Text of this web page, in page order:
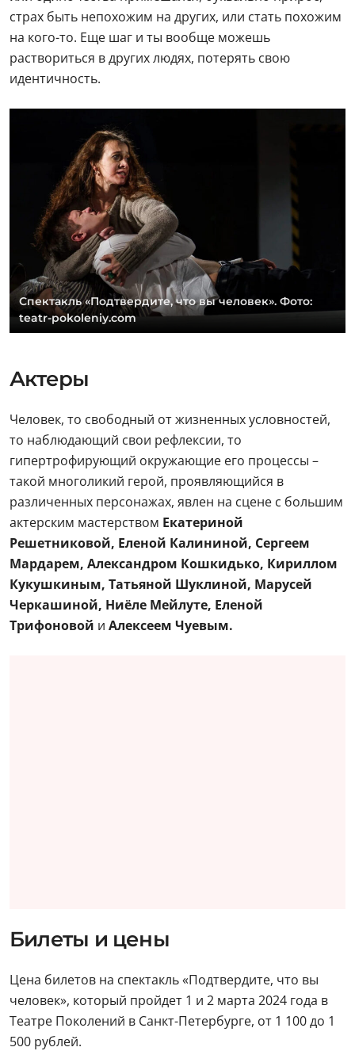
страх быть непохожим на других, или стать похожим
на кого-то. Еще шаг и ты вообще можешь
раствориться в других людях, потерять свою
идентичность.
Спектакль «Подтвердите, что вы человек». Фото:
teatr-pokoleniy.com
Актеры
Человек, то свободный от жизненных условностей,
то наблюдающий свои рефлексии, то
гипертрофирующий окружающие его процессы –
такой многоликий герой, проявляющийся в
различенных персонажах, явлен на сцене с большим
актерским мастерством Екатериной
Решетниковой, Еленой Калининой, Сергеем
Мардарем, Александром Кошкидько, Кириллом
Кукушкиным, Татьяной Шуклиной, Марусей
Черкашиной, Ниёле Мейлуте, Еленой
Трифоновой и Алексеем Чуевым.
Билеты и цены
Цена билетов на спектакль «Подтвердите, что вы
человек», который пройдет 1 и 2 марта 2024 года в
Театре Поколений в Санкт-Петербурге, от 1 100 до 1
500 рублей.